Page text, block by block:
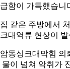
함이 가득했습니
같은 주방에서
대역류 현상이
동싱크대막힘 의
물이 넘쳐 악취가